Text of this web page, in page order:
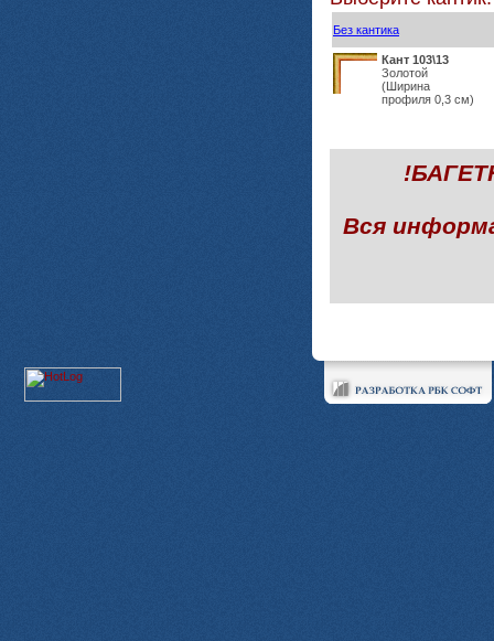
Без кантика
Кант 103\13
Золотой
(Ширина
профиля 0,3 см)
Вся